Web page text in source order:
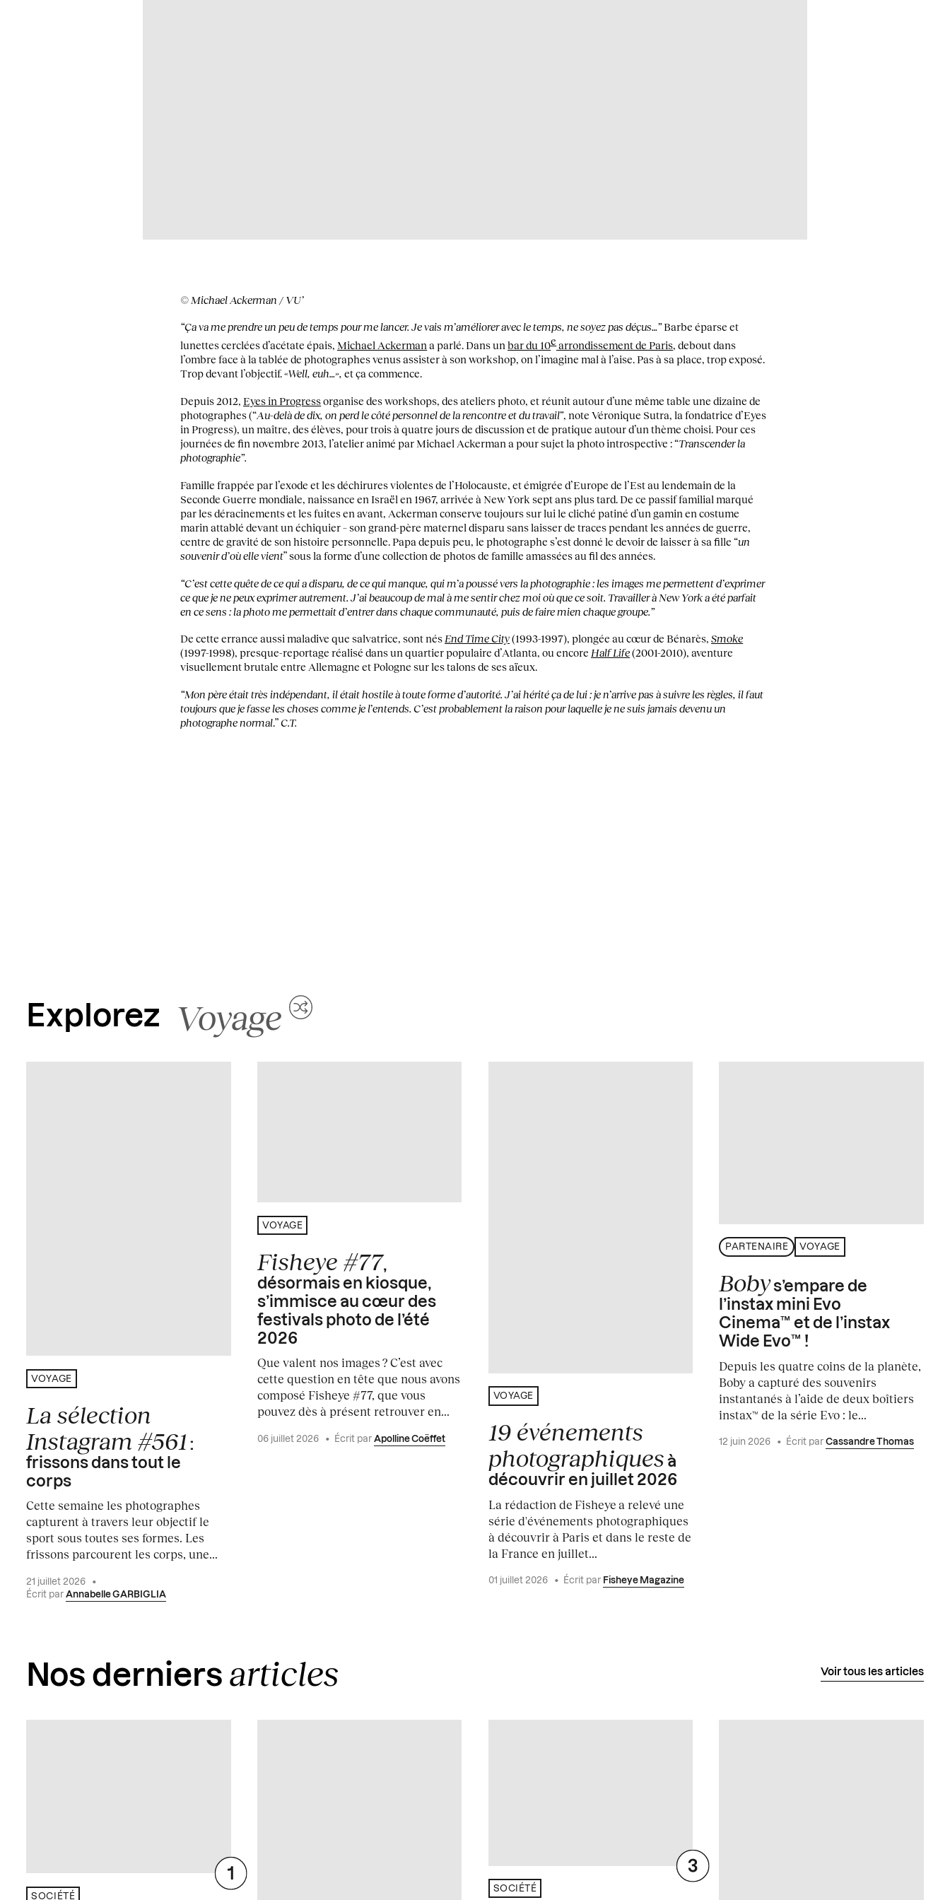
© Michael Ackerman / VU’
“Ça va me prendre un peu de temps pour me lancer. Je vais m’améliorer avec le temps, ne soyez pas déçus…”Barbe éparse et
lunettes cerclées d’acétate épais,Michael Ackerman a parlé. Dans unbar du 10earrondissement de Paris, debout dans
l’ombre face à la tablée de photographes venus assister à son workshop, on l’imagine mal à l’aise. Pas à sa place, trop exposé.
Trop devant l’objectif. «Well, euh…», et ça commence.
Depuis 2012,Eyes in Progressorganise des workshops, des ateliers photo, et réunit autour d’une même table une dizaine de
photographes (“Au-delà de dix, on perd le côté personnel de la rencontre et du travail”, note Véronique Sutra, la fondatrice d’Eyes
in Progress), un maître, des élèves, pour trois à quatre jours de discussion et de pratique autour d’un thème choisi. Pour ces
journées de fin novembre 2013, l’atelier animé par Michael Ackerman a pour sujet la photo introspective : “Transcender la
photographie”.
Famille frappée par l’exode et les déchirures violentes de l’Holocauste, et émigrée d’Europe de l’Est au lendemain de la
Seconde Guerre mondiale, naissance en Israël en 1967, arrivée à New York sept ans plus tard. De ce passif familial marqué
par les déracinements et les fuites en avant, Ackerman conserve toujours sur lui le cliché patiné d’un gamin en costume
marin attablé devant un échiquier – son grand-père maternel disparu sans laisser de traces pendant les années de guerre,
centre de gravité de son histoire personnelle. Papa depuis peu, le photographe s’est donné le devoir de laisser à sa fille “un
souvenir d’où elle vient” sous la forme d’une collection de photos de famille amassées au fil des années.
“C’est cette quête de ce qui a disparu, de ce qui manque, qui m’a poussé vers la photographie : les images me permettent d’exprimer
ce que je ne peux exprimer autrement. J’ai beaucoup de mal à me sentir chez moi où que ce soit. Travailler à New York a été parfait
en ce sens : la photo me permettait d’entrer dans chaque communauté, puis de faire mien chaque groupe.”
De cette errance aussi maladive que salvatrice, sont nés End Time City(1993-1997), plongée au cœur de Bénarès,Smoke
(1997-1998), presque-reportage réalisé dans un quartier populaire d’Atlanta, ou encore Half Life(2001-2010), aventure
visuellement brutale entre Allemagne et Pologne sur les talons de ses aïeux.
“Mon père était très indépendant, il était hostile à toute forme d’autorité. J’ai hérité ça de lui : je n’arrive pas à suivre les règles, il faut
toujours que je fasse les choses comme je l’entends. C’est probablement la raison pour laquelle je ne suis jamais devenu un
photographe normal.”C.T.
Explorez Voyage
VOYAGE
La sélection
Instagram #561 :
frissons dans tout le
corps
Cette semaine les photographes
capturent à travers leur objectif le
sport sous toutes ses formes. Les
frissons parcourent les corps, une...
21 juillet 2026
•
Écrit parAnnabelle GARBIGLIA
VOYAGE
Fisheye #77,
désormais en kiosque,
s’immisce au cœur des
festivals photo de l’été
2026
Que valent nos images ? C’est avec
cette question en tête que nous avons
composé Fisheye #77, que vous
pouvez dès à présent retrouver en...
06 juillet 2026 • Écrit par Apolline Coëffet
VOYAGE
19 événements
photographiques à
découvrir en juillet 2026
La rédaction de Fisheye a relevé une
série d'événements photographiques
à découvrir à Paris et dans le reste de
la France en juillet...
01 juillet 2026 • Écrit par Fisheye Magazine
PARTENAIRE VOYAGE
Bobys’empare de
l’instax mini Evo
Cinema™ et de l’instax
Wide Evo™ !
Depuis les quatre coins de la planète,
Boby a capturé des souvenirs
instantanés à l’aide de deux boîtiers
instax™ de la série Evo : le...
12 juin 2026 • Écrit parCassandre Thomas
Nos derniers articles Voir tous les articles
SOCIÉTÉ
SOCIÉTÉ